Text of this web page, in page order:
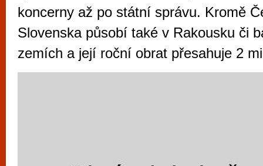
koncerny až po státní správu. Kromě
Slovenska působí také v Rakousku či
zemích a její roční obrat přesahuje 2